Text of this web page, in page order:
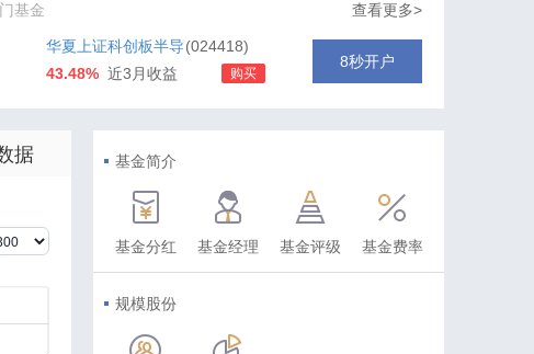
基金 查看更多>
华夏上证科创板半导
体材料设备主题ETF
(024418)
43.48% 近3月收益 购买
8秒开户
据 基金简介
基金分红 基金经理 基金评级 基金费率
规模股份